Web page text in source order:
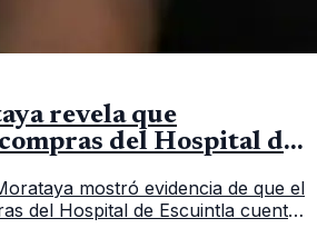
revela que
del Hospital de
mostró evidencia de que el
del Hospital de Escuintla cuenta